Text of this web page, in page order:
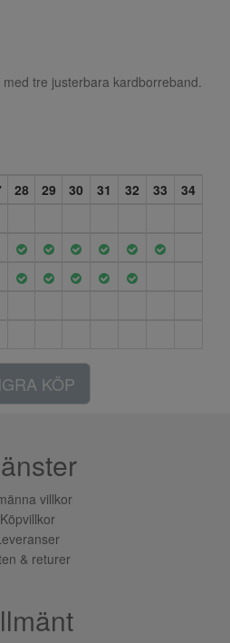
tre justerbara kardborreband.
28 29 30 31 32 33
34
KÖP
villkor
Köpvillkor
& returer